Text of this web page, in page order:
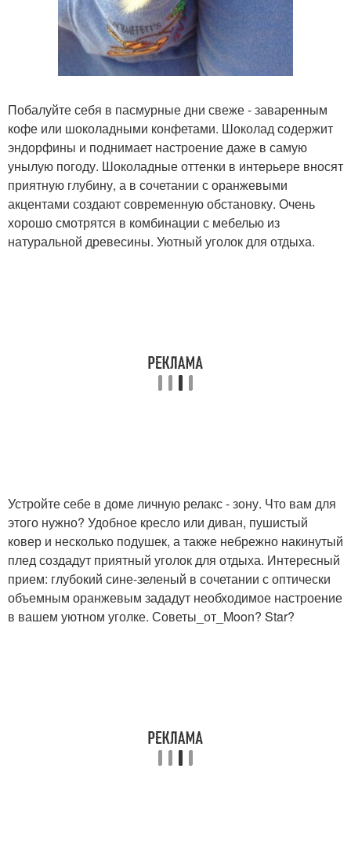
Побалуйте себя в пасмурные дни свеже - заваренным
кофе или шоколадными конфетами. Шоколад содержит
эндорфины и поднимает настроение даже в самую
унылую погоду. Шоколадные оттенки в интерьере вносят
приятную глубину, а в сочетании с оранжевыми
акцентами создают современную обстановку. Очень
хорошо смотрятся в комбинации с мебелью из
натуральной древесины. Уютный уголок для отдыха.
Устройте себе в доме личную релакс - зону. Что вам для
этого нужно? Удобное кресло или диван, пушистый
ковер и несколько подушек, а также небрежно накинутый
плед создадут приятный уголок для отдыха. Интересный
прием: глубокий сине-зеленый в сочетании с оптически
объемным оранжевым зададут необходимое настроение
в вашем уютном уголке. Советы_от_Moon? Star?